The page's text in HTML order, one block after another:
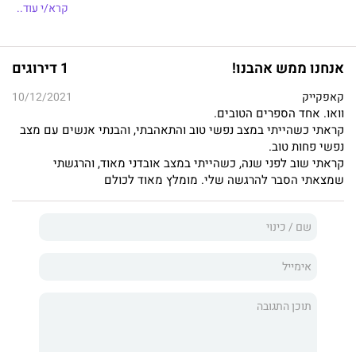
וברית ההתאבדות נעשית מוחשית יותר, אָזֵל מתחילה לתהות אם היא
או בניסיון לשכנע את רומן להמשיך לחיות ולממש יחד את האנרגיה
הפוטנציאלית הגלומה בהם.
הוא רומן
מרהיב ומרגש שמציג קול חדש ויוצא מגדר הרגיל בספרות הפופולרית.
הספר רואה אור בימים אלה ביותר מ-20 מדינות ברחבי העולם והוא
יעובד בקרוב לסרט על ידי אולפני פארמונט.
קרא/י עוד..
אנחנו ממש אהבנו! 1 דירוגים
קאפקייק 10/12/2021
וואו. אחד הספרים הטובים.
קראתי כשהייתי במצב נפשי טוב והתאהבתי, והבנתי אנשים עם מצב
נפשי פחות טוב.
קראתי שוב לפני שנה, כשהייתי במצב אובדני מאוד, והרגשתי
שמצאתי הסבר להרגשה שלי. מומלץ מאוד לכולם